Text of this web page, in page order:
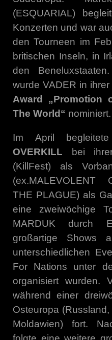
(ESQUARIAL)
Konzerten und war
den Tourneen im
britischen Inseln, in
den
wurde VADER in
Award „Promotion
The World“ nominiert.
Im April
OVERKILL bei ihrer
(KillFest) als
(ex.MALEVOLENT
THE PLAGUE) als
eine zweiwöchige
MARDUK durch
großartige Shows
unterschiedlichen
For Nations unter
organisiert wurden.
während einer
Osteuropa
Moldawien) fort.